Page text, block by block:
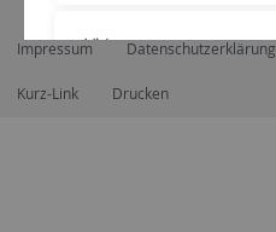
Impressum Datenschutzerklärung
Kurz-Link Drucken
Videos